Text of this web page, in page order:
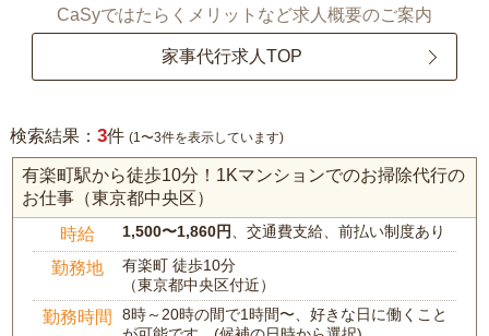
CaSyではたらくメリットなど求人概要のご案内
家事代行求人TOP
検索結果： 3件 (1〜3件を表示しています)
有楽町駅から徒歩10分！1Kマンションでのお掃除代行の
お仕事（東京都中央区）
時給 1,500〜1,860円 、交通費支給、前払い制度あり
勤務地
有楽町 徒歩10分
（東京都中央区付近）
勤務時間
8時～20時の間で1時間〜、好きな日に働くこと